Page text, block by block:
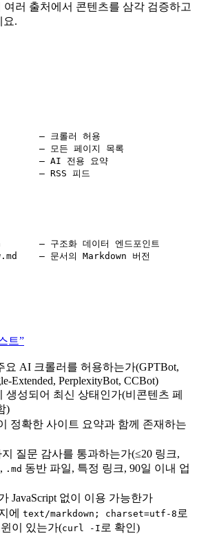
러 출처에서 콘텐츠를 삼각 검증하고
요.
— 크롤러 허용
— 모든 페이지 목록
— AI 전용 요약
— RSS 피드
— 구조화 데이터 엔드포인트
— 문서의 Markdown 버전
트”
요 AI 크롤러를 허용하는가(GPTBot,
Extended, PerplexityBot, CCBot)
생성되어 최신 상태인가(비콘텐츠 페
)
정확한 사이트 요약과 함께 존재하는
지 질문 감사를 통과하는가(≤20 링크,
.md 동반 파일, 특정 링크, 90일 이내 업
JavaScript 없이 이용 가능한가
에 text/markdown; charset=utf-8 로
윈이 있는가(curl -I 로 확인)